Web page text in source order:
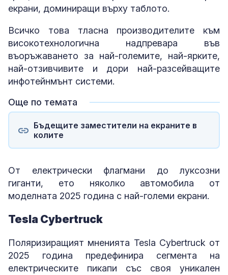
екрани, доминиращи върху таблото.
Всичко това тласна производителите към
високотехнологична надпревара във
въоръжаването за най-големите, най-ярките,
най-отзивчивите и дори най-разсейващите
инфотейнмънт системи.
Още по темата
Бъдещите заместители на екраните в
колите
От електрически флагмани до луксозни
гиганти, ето няколко автомобила от
моделната 2025 година с най-големи екрани.
Tesla Cybertruck
Поляризиращият мненията Tesla Cybertruck от
2025 година предефинира сегмента на
електрическите пикапи със своя уникален